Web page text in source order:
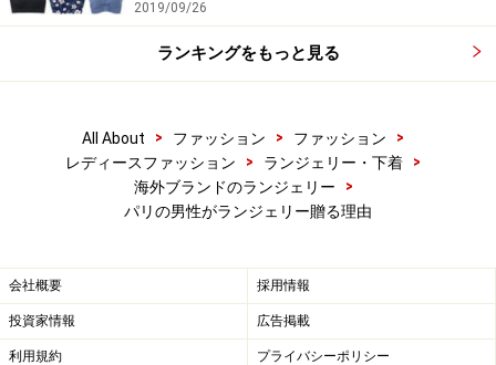
2019/09/26
ランキングをもっと見る
All About > ファッション > ファッション
>
レディースファッション
> ランジェリー・下着
>
海外ブランドのランジェリー
>
パリの男性がランジェリー贈る理由
会社概要 採用情報
投資家情報 広告掲載
利用規約 プライバシーポリシー